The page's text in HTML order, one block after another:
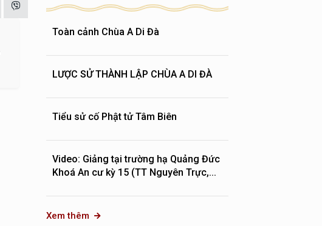
Toàn cảnh Chùa A Di Đà
LƯỢC SỬ THÀNH LẬP CHÙA A DI ĐÀ
Tiểu sử cố Phật tử Tâm Biên
Video: Giảng tại trường hạ Quảng Đức
Khoá An cư kỳ 15 (TT Nguyên Trực,...
Xem thêm